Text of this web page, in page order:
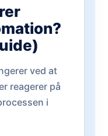
ved at
reagerer på
i